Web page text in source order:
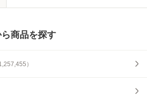
商品を探す
）